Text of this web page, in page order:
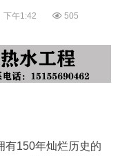
午1:42 505
有150年灿烂历史的